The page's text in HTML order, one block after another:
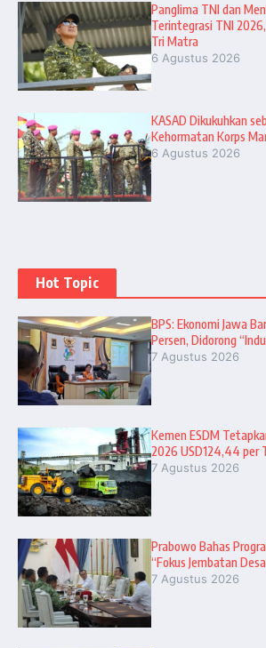
Panglima TNI dan
Terintegrasi TNI
Tri Matra
6 Agustus 2026
KASAD Dikukuhkan
Kehormatan Korps
6 Agustus 2026
Hot Topic
BPS: Ekonomi Jawa
Persen, Didorong
7 Agustus 2026
Kemen ESDM
2026 USD124,44 per
7 Agustus 2026
Prabowo Bahas
“Fokus Jembatan
7 Agustus 2026